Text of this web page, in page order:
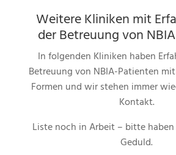
Weitere Kliniken mit
der Betreuung von
In folgenden Kliniken haben
Betreuung von NBIA-Patienten
Formen und wir stehen immer
Kontakt.
Liste noch in Arbeit – bitte
Geduld.